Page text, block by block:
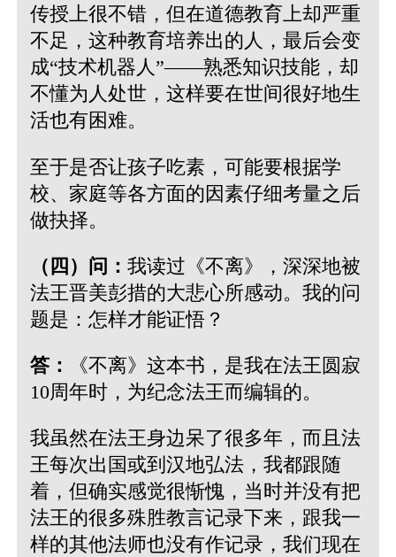
传授上很不错，但在道德教育上却严重
不足，这种教育培养出的人，最后会变
成“技术机器人”——熟悉知识技能，却
不懂为人处世，这样要在世间很好地生
活也有困难。
至于是否让孩子吃素，可能要根据学
校、家庭等各方面的因素仔细考量之后
做抉择。
（四）问： 我读过《不离》，深深地被
法王晋美彭措的大悲心所感动。我的问
题是：怎样才能证悟？
答：
《不离》这本书，是我在法王圆寂
10周年时，为纪念法王而编辑的。
我虽然在法王身边呆了很多年，而且法
王每次出国或到汉地弘法，我都跟随
着，但确实感觉很惭愧，当时并没有把
法王的很多殊胜教言记录下来，跟我一
样的其他法师也没有作记录，我们现在